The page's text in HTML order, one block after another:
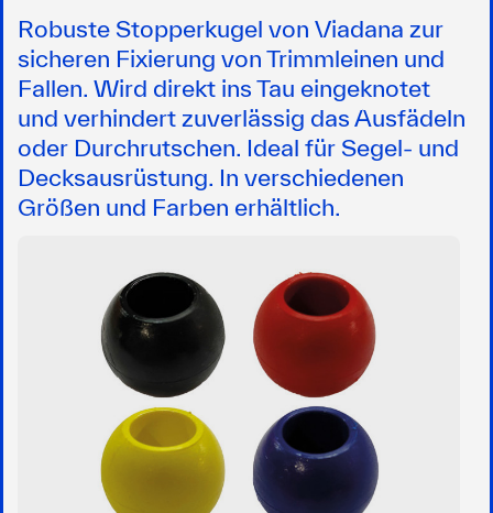
Robuste Stopperkugel von Viadana zur
sicheren Fixierung von Trimmleinen und
Fallen. Wird direkt ins Tau eingeknotet
und verhindert zuverlässig das Ausfädeln
oder Durchrutschen. Ideal für Segel- und
Decksausrüstung. In verschiedenen
Größen und Farben erhältlich.